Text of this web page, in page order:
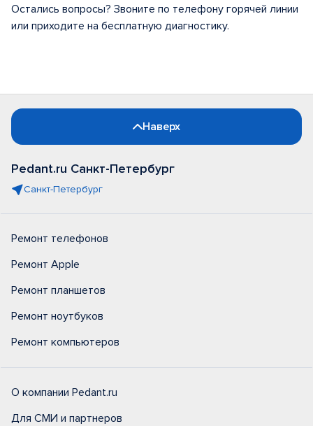
Остались вопросы? Звоните по телефону горячей линии
или приходите на бесплатную диагностику.
Наверх
Pedant.ru Санкт-Петербург
Санкт-Петербург
Ремонт телефонов
Ремонт Apple
Ремонт планшетов
Ремонт ноутбуков
Ремонт компьютеров
О компании Pedant.ru
Для СМИ и партнеров